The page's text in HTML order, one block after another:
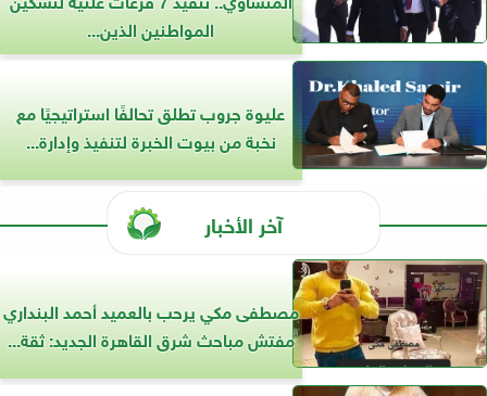
المواطنين الذين...
عليوة جروب تطلق تحالفًا استراتيجيًا مع
نخبة من بيوت الخبرة لتنفيذ وإدارة...
آخر الأخبار
مصطفى مكي يرحب بالعميد أحمد البنداري
مفتش مباحث شرق القاهرة الجديد: ثقة...